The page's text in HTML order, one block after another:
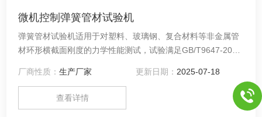
微机控制弹簧管材试验机
弹簧管材试验机适用于对塑料、玻璃钢、复合材料等非金属管
材环形横截面刚度的力学性能测试，试验满足GB/T9647-2003
值、破坏力值及最大变形量。可根据GB/T9647-2003标准自动
求出管材环形横截面刚度值。
厂商性质：生产厂家 更新日期： 2025-07-18
查看详情